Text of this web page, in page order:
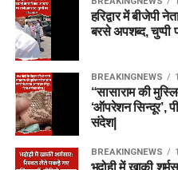
हरिद्वार में बीजेपी
बरसे अपशब्द, चुप्पी
BREAKINGNEWS
“सासाराम की
‘ऑपरेशन सिन्दूर’,
संदेश|
BREAKINGNEWS